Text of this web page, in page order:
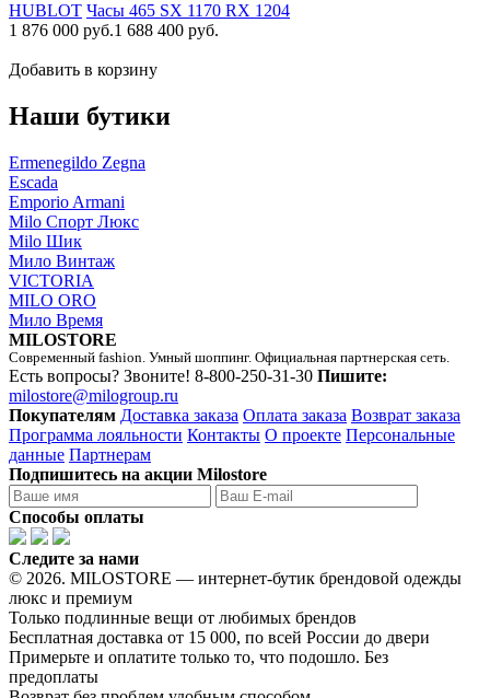
HUBLOT Часы 465 SX 1170 RX 1204
1 876 000 руб.1 688 400 руб.
Добавить в корзину
Наши бутики
Ermenegildo Zegna
Escada
Emporio Armani
Milo Спорт Люкс
Milo Шик
Мило Винтаж
VICTORIA
MILO ORO
Мило Время
MILOSTORE
Современный fashion. Умный шоппинг. Официальная партнерская сеть.
Есть вопросы? Звоните! 8-800-250-31-30 Пишите:
milostore@milogroup.ru
Покупателям Доставка заказа Оплата заказа Возврат заказа
Программа лояльности Контакты О проекте Персональные
данные Партнерам
Подпишитесь на акции Milostore
Способы оплаты
Следите за нами
© 2026. MILOSTORE — интернет-бутик брендовой одежды
люкс и премиум
Только подлинные вещи от любимых брендов
Бесплатная доставка от 15 000, по всей России до двери
Примерьте и оплатите только то, что подошло. Без
предоплаты